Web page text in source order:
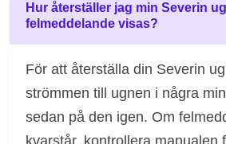
Hur återställer jag min Severin
felmeddelande visas?
För att återställa din Severin
strömmen till ugnen i några
sedan på den igen. Om